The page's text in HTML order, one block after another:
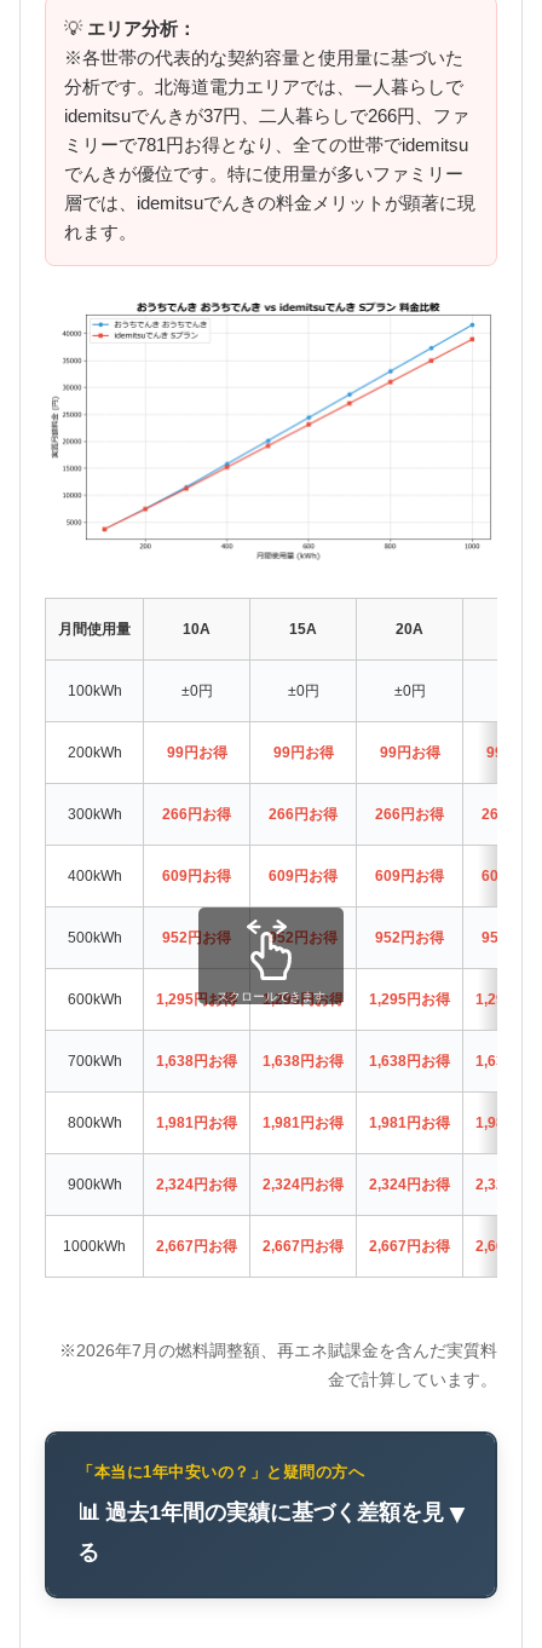
💡 エリア分析：
※各世帯の代表的な契約容量と使用量に基づいた
分析です。北海道電力エリアでは、一人暮らしで
idemitsuでんきが37円、二人暮らしで266円、ファ
ミリーで781円お得となり、全ての世帯でidemitsu
でんきが優位です。特に使用量が多いファミリー
層では、idemitsuでんきの料金メリットが顕著に現
れます。
月間使用量 10A 15A 20A
100kWh ±0円 ±0円 ±0円
200kWh 99円お得 99円お得 99円お得 99円お
300kWh 266円お得 266円お得 266円お得 266円お
400kWh 609円お得 609円お得 609円お得 609円お
500kWh 952円お得 952円お得 952円お得 952円お
600kWh 1,295円お得 1,295円お得 1,295円お得 1,295円
700kWh 1,638円お得 1,638円お得 1,638円お得 1,638円
800kWh 1,981円お得 1,981円お得 1,981円お得 1,981円
900kWh 2,324円お得 2,324円お得 2,324円お得 2,324円
1000kWh 2,667円お得 2,667円お得 2,667円お得 2,667円
スクロールできます
※2026年7月の燃料調整額、再エネ賦課金を含んだ実質料
金で計算しています。
「本当に1年中安いの？」と疑問の方へ
📊 過去1年間の実績に基づく差額を見
る
▼